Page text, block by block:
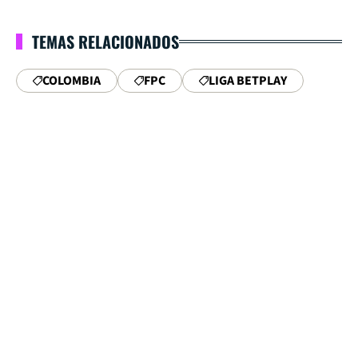
TEMAS RELACIONADOS
COLOMBIA FPC LIGA BETPLAY